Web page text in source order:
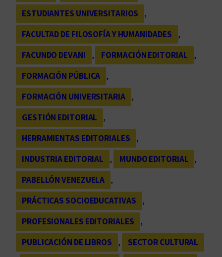
ESTUDIANTES UNIVERSITARIOS
,
FACULTAD DE FILOSOFÍA Y HUMANIDADES
,
FACUNDO DEVANI
, FORMACIÓN EDITORIAL
,
FORMACIÓN PÚBLICA
,
FORMACIÓN UNIVERSITARIA
,
GESTIÓN EDITORIAL
,
HERRAMIENTAS EDITORIALES
,
INDUSTRIA EDITORIAL
, MUNDO EDITORIAL
,
PABELLÓN VENEZUELA
,
PRÁCTICAS SOCIOEDUCATIVAS
,
PROFESIONALES EDITORIALES
,
PUBLICACIÓN DE LIBROS
,
SECTOR CULTURAL